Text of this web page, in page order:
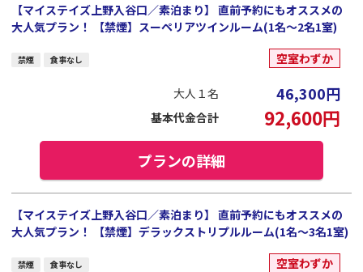
【マイステイズ上野入谷口／素泊まり】 直前予約にもオススメの
大人気プラン！ 【禁煙】スーペリアツインルーム(1名～2名1室)
禁煙 食事なし 空室わずか
大人１名 46,300円
基本代金合計 92,600円
プランの詳細
【マイステイズ上野入谷口／素泊まり】 直前予約にもオススメの
大人気プラン！ 【禁煙】デラックストリプルルーム(1名～3名1室)
禁煙 食事なし 空室わずか